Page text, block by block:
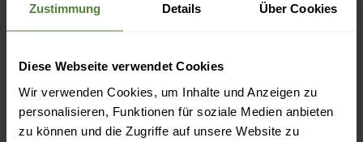
Zustimmung Details Über Cookies
Diese Webseite verwendet Cookies
Wir verwenden Cookies, um Inhalte und Anzeigen zu
personalisieren, Funktionen für soziale Medien anbieten
zu können und die Zugriffe auf unsere Website zu